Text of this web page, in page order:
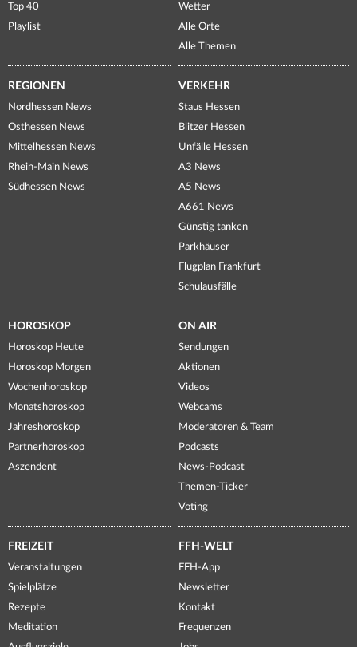
Top 40
Playlist
Wetter
Alle Orte
Alle Themen
REGIONEN
Nordhessen News
Osthessen News
Mittelhessen News
Rhein-Main News
Südhessen News
VERKEHR
Staus Hessen
Blitzer Hessen
Unfälle Hessen
A3 News
A5 News
A661 News
Günstig tanken
Parkhäuser
Flugplan Frankfurt
Schulausfälle
HOROSKOP
Horoskop Heute
Horoskop Morgen
Wochenhoroskop
Monatshoroskop
Jahreshoroskop
Partnerhoroskop
Aszendent
ON AIR
Sendungen
Aktionen
Videos
Webcams
Moderatoren & Team
Podcasts
News-Podcast
Themen-Ticker
Voting
FREIZEIT
Veranstaltungen
Spielplätze
Rezepte
Meditation
FFH-WELT
FFH-App
Newsletter
Kontakt
Frequenzen